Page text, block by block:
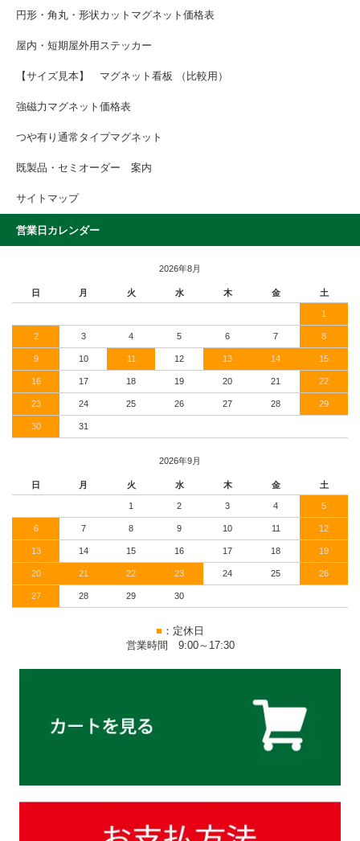
円形・角丸・形状カットマグネット価格表
屋内・短期屋外用ステッカー
【サイズ見本】 マグネット看板 （比較用）
強磁力マグネット価格表
つや有り通常タイプマグネット
既製品・セミオーダー 案内
サイトマップ
営業日カレンダー
2026年8月
日 月 火 水 木 金 土
1
2 3 4 5 6 7 8
9 10 11 12 13 14 15
16 17 18 19 20 21 22
23 24 25 26 27 28 29
30 31
2026年9月
日 月 火 水 木 金 土
1 2 3 4 5
6 7 8 9 10 11 12
13 14 15 16 17 18 19
20 21 22 23 24 25 26
27 28 29 30
■ ：定休日
営業時間 9:00～17:30